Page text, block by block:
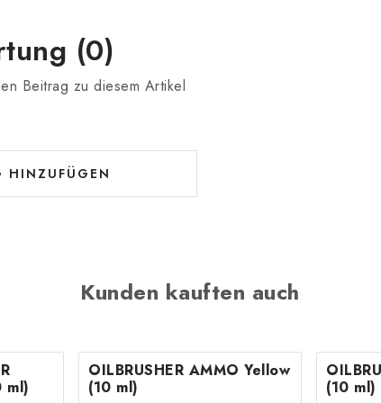
(0)
Beitrag zu diesem Artikel
HINZUFÜGEN
Kunden kauften auch
ml)
OILBRUSHER AMMO Yellow
(10 ml)
(10 ml)